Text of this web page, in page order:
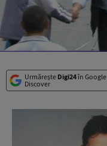
Urmărește Digi24în Google
Discover